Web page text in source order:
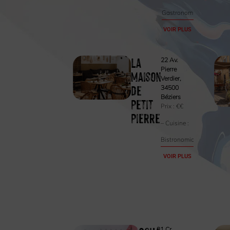
Gastronomique
VOIR PLUS
La
Maison
de
Petit
Pierre
22 Av.
Pierre
Verdier,
34500
Béziers
Prix :€€
– Cuisine :
Bistronomique
VOIR PLUS